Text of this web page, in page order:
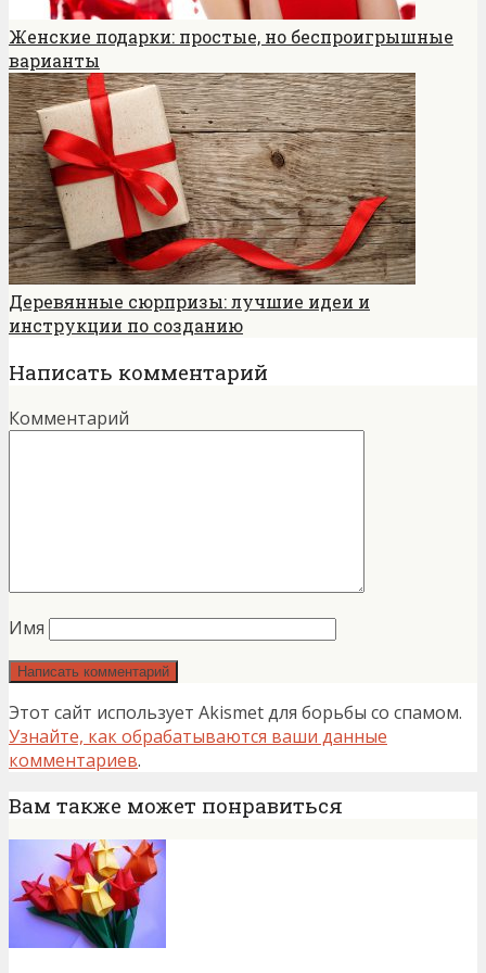
Женские подарки: простые, но беспроигрышные
варианты
Деревянные сюрпризы: лучшие идеи и
инструкции по созданию
Написать комментарий
Комментарий
Имя
Этот сайт использует Akismet для борьбы со спамом.
Узнайте, как обрабатываются ваши данные
комментариев.
Вам также может понравиться